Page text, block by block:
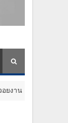
วิตสุดปั่นป่วน